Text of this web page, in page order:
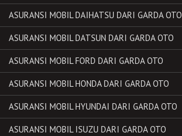
ASURANSI MOBIL DAIHATSU DARI GARDA OTO
ASURANSI MOBIL DATSUN DARI GARDA OTO
ASURANSI MOBIL FORD DARI GARDA OTO
ASURANSI MOBIL HONDA DARI GARDA OTO
ASURANSI MOBIL HYUNDAI DARI GARDA OTO
ASURANSI MOBIL ISUZU DARI GARDA OTO